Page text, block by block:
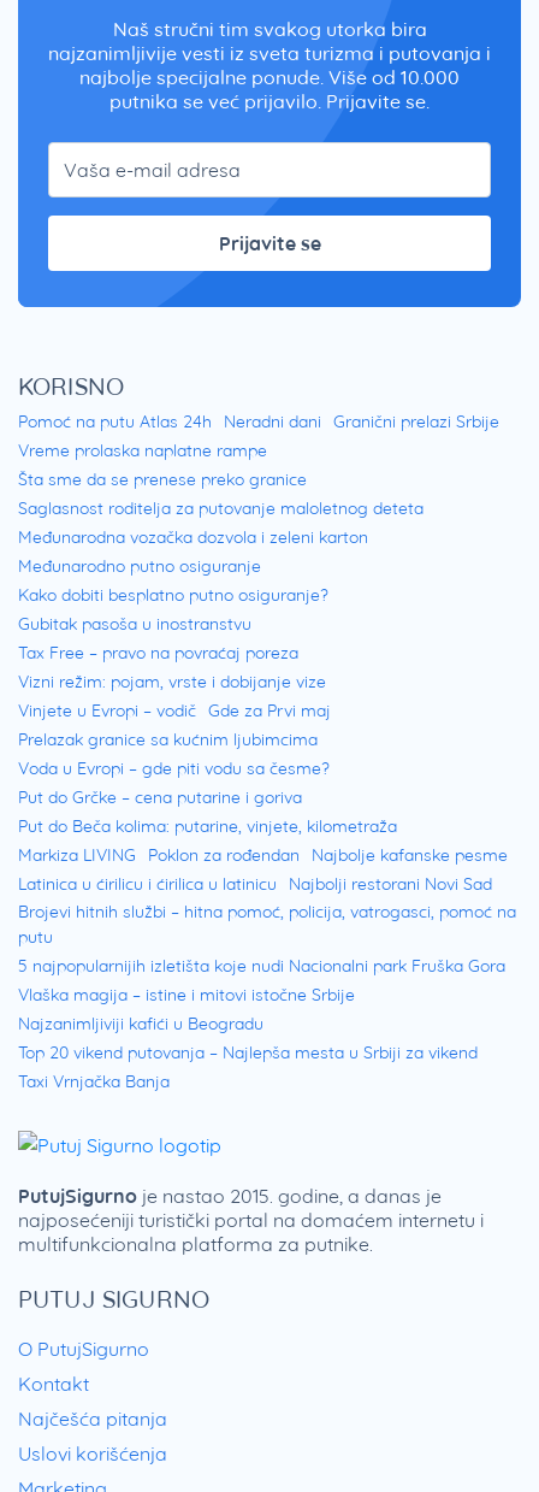
Naš stručni tim svakog utorka bira
najzanimljivije vesti iz sveta turizma i putovanja i
najbolje specijalne ponude. Više od 10.000
putnika se već prijavilo. Prijavite se.
Prijavite se
KORISNO
Pomoć na putu Atlas 24h Neradni dani
Granični prelazi Srbije
Vreme prolaska naplatne rampe
Šta sme da se prenese preko granice
Saglasnost roditelja za putovanje maloletnog deteta
Međunarodna vozačka dozvola i zeleni karton
Međunarodno putno osiguranje
Kako dobiti besplatno putno osiguranje?
Gubitak pasoša u inostranstvu
Tax Free – pravo na povraćaj poreza
Vizni režim: pojam, vrste i dobijanje vize
Vinjete u Evropi – vodič Gde za Prvi maj
Prelazak granice sa kućnim ljubimcima
Voda u Evropi – gde piti vodu sa česme?
Put do Grčke – cena putarine i goriva
Put do Beča kolima: putarine, vinjete, kilometraža
Markiza LIVING
Poklon za rođendan
Najbolje kafanske pesme
Latinica u ćirilicu i ćirilica u latinicu
Najbolji restorani Novi Sad
Brojevi hitnih službi – hitna pomoć, policija, vatrogasci, pomoć na
putu
5 najpopularnijih izletišta koje nudi Nacionalni park Fruška Gora
Vlaška magija – istine i mitovi istočne Srbije
Najzanimljiviji kafići u Beogradu
Top 20 vikend putovanja – Najlepša mesta u Srbiji za vikend
Taxi Vrnjačka Banja
PUTUJ SIGURNO
O PutujSigurno
Kontakt
Najčešća pitanja
Uslovi korišćenja
PutujSigurno je nastao 2015. godine, a danas je
najposećeniji turistički portal na domaćem internetu i
multifunkcionalna platforma za putnike.